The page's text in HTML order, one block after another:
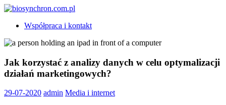
Skip
content
biosynchron.com.pl
Współpraca i kontakt
Jak korzystać z analizy danych w celu optymalizacji
działań marketingowych?
29-07-2020 admin Media i internet